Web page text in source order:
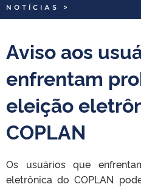
TELEFONES
NOTÍCIAS >
Aviso aos
enfrentam
eleição
COPLAN
Os usuários que
eletrônica do COPLAN